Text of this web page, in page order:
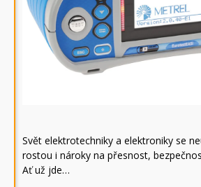
Svět elektrotechniky a elektroniky se
rostou i nároky na přesnost,
Ať už jde…